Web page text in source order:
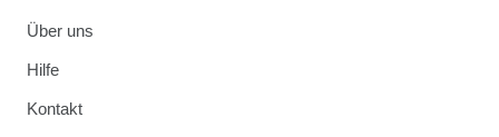
Über uns
Hilfe
Kontakt